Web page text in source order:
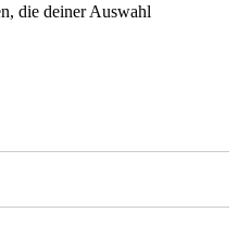
die deiner Auswahl